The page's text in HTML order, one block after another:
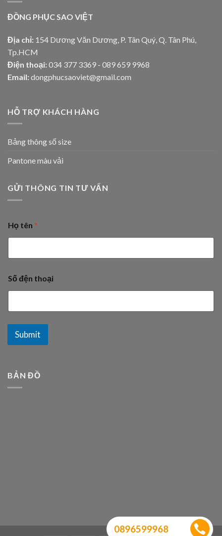
ĐỒNG PHỤC SAO VIỆT
Địa chỉ: 154 Dương Văn Dương, P. Tân Quý, Q. Tân Phú,
Tp.HCM
Điện thoại: 034 377 3369 - 089 659 9968
Email: dongphucsaoviet@gmail.com
HỖ TRỢ KHÁCH HÀNG
Bảng thông số size
Pantone màu vải
GỬI THÔNG TIN TƯ VẤN
Họ tên *
Số đện thoại
Submit
BẢN ĐỒ
0896599968